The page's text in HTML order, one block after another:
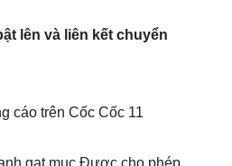
lên và liên kết chuyển
gạt mục Được cho phép